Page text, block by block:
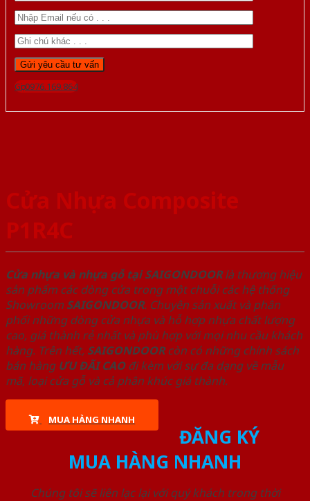
Gọi 0976.169.864
Cửa Nhựa Composite
P1R4C
Cửa nhựa và nhựa gỗ tại SAIGONDOORlà thương hiệu
sản phẩm các dòng cửa trong một chuỗi các hệ thống
Showroom SAIGONDOOR. Chuyên sản xuất và phân
phối những dòng cửa nhựa và hỗ hợp nhựa chất lượng
cao, giá thành rẻ nhất và phù hợp với mọi nhu cầu khách
hàng. Trên hết, SAIGONDOORcòn có những chính sách
bán hàng ƯU ĐÃI CAOđi kèm với sự đa dạng về mẫu
mã, loại cửa gỗ và cả phân khúc giá thành.
MUA HÀNG NHANH
ĐĂNG KÝ
MUA HÀNG NHANH
Chúng tôi sẽ liên lạc lại với quý khách trong thời